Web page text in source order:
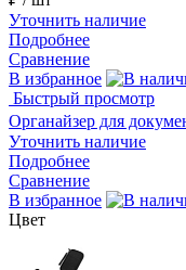
Уточнить наличие
Подробнее
Сравнение
В избранное
Быстрый просмотр
Органайзер для
Уточнить наличие
Подробнее
Сравнение
В избранное
Цвет